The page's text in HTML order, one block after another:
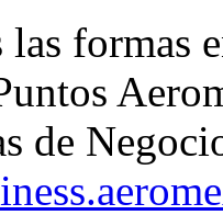
las formas
de